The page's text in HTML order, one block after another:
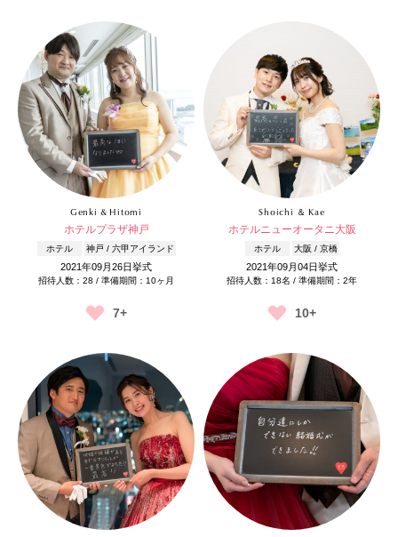
Genki & Hitomi
ホテルプラザ神戸
ホテル 神戸 / 六甲アイランド
2021年09月26日挙式
招待人数：28 / 準備期間：10ヶ月
7+
Shoichi ＆ Kae
ホテルニューオータニ大阪
ホテル 大阪 / 京橋
2021年09月04日挙式
招待人数：18名 / 準備期間：2年
10+